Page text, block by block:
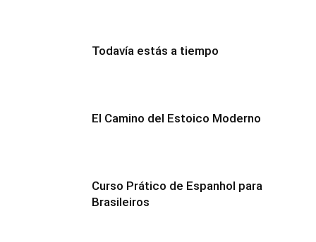
Todavía estás a tiempo
El Camino del Estoico Moderno
Curso Prático de Espanhol para
Brasileiros